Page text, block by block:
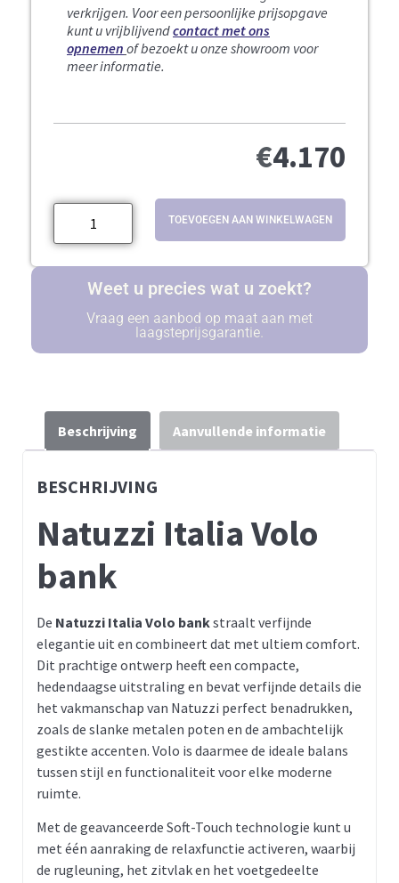
verkrijgen. Voor een persoonlijke prijsopgave
kunt u vrijblijvendcontact met ons
opnemen of bezoekt u onze showroom voor
meer informatie.
€4.170
TOEVOEGEN AAN WINKELWAGEN
Weet u precies wat u zoekt?
Vraag een aanbod op maat aan met
laagsteprijsgarantie.
Beschrijving Aanvullende informatie
BESCHRIJVING
Natuzzi Italia Volo
bank
De Natuzzi Italia Volo bankstraalt verfijnde
elegantie uit en combineert dat met ultiem comfort.
Dit prachtige ontwerp heeft een compacte,
hedendaagse uitstraling en bevat verfijnde details die
het vakmanschap van Natuzzi perfect benadrukken,
zoals de slanke metalen poten en de ambachtelijk
gestikte accenten. Volo is daarmee de ideale balans
tussen stijl en functionaliteit voor elke moderne
ruimte.
Met de geavanceerde Soft-Touch technologie kunt u
met één aanraking de relaxfunctie activeren, waarbij
de rugleuning, het zitvlak en het voetgedeelte